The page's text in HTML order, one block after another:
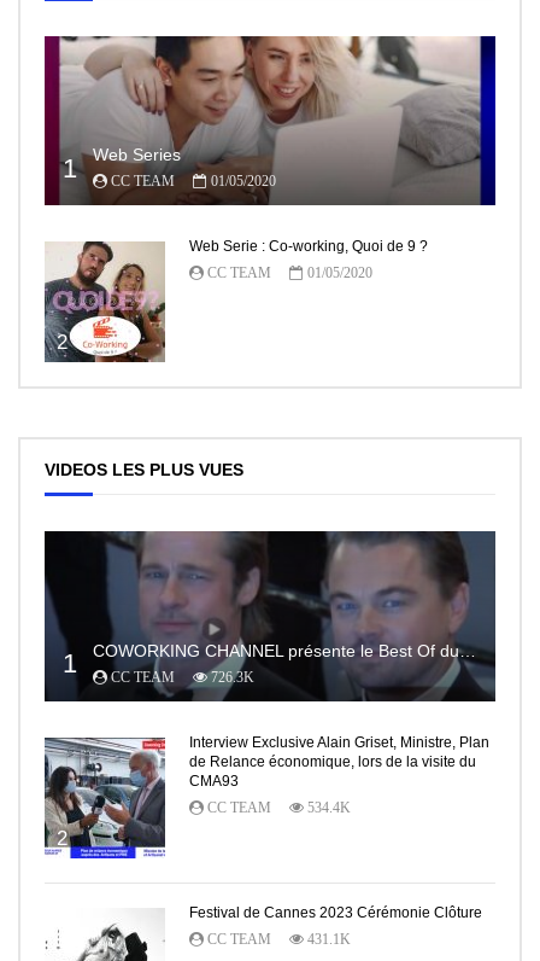
1 Web Series
CC TEAM 01/05/2020
2
Web Serie : Co-working, Quoi de 9 ?
CC TEAM
01/05/2020
VIDEOS LES PLUS VUES
1 COWORKING CHANNEL présente le Best Of du RedCarpet du Festival de Cannes
CC TEAM 726.3K
2
Interview Exclusive Alain Griset, Ministre, Plan
de Relance économique, lors de la visite du
CMA93
CC TEAM
534.4K
Festival de Cannes 2023 Cérémonie Clôture
CC TEAM
431.1K